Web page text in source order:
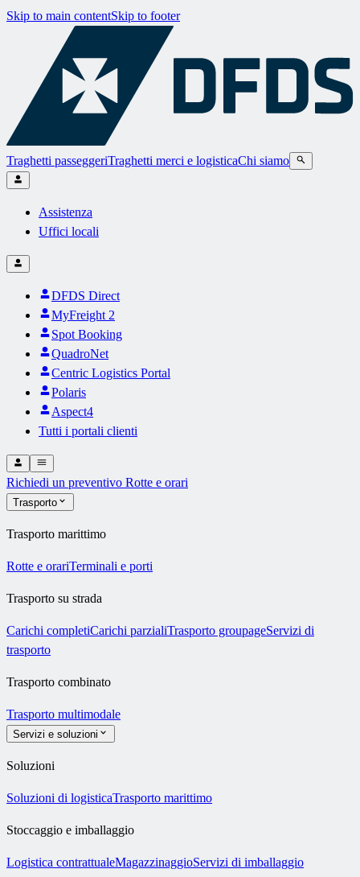
Skip to main contentSkip to footer
Traghetti passeggeriTraghetti merci e logisticaChi siamo
Assistenza
Uffici locali
DFDS Direct
MyFreight 2
Spot Booking
QuadroNet
Centric Logistics Portal
Polaris
Aspect4
Tutti i portali clienti
Richiedi un preventivo Rotte e orari
Trasporto
Trasporto marittimo
Rotte e orariTerminali e porti
Trasporto su strada
Carichi completiCarichi parzialiTrasporto groupageServizi di
trasporto
Trasporto combinato
Trasporto multimodale
Servizi e soluzioni
Soluzioni
Soluzioni di logisticaTrasporto marittimo
Stoccaggio e imballaggio
Logistica contrattualeMagazzinaggioServizi di imballaggio